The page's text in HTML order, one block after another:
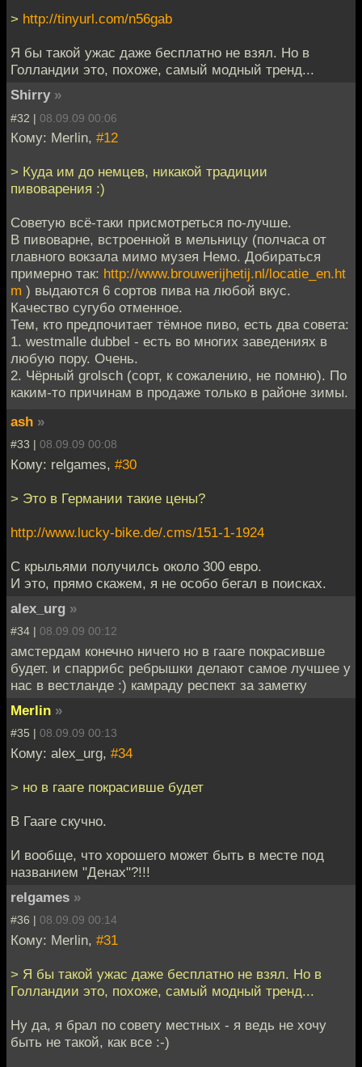
> http://tinyurl.com/n56gab
Я бы такой ужас даже бесплатно не взял. Но в
Голландии это, похоже, самый модный тренд...
Shirry »
#32 | 08.09.09 00:06
Кому: Merlin, #12
> Куда им до немцев, никакой традиции
пивоварения :)
Советую всё-таки присмотреться по-лучше.
В пивоварне, встроенной в мельницу (полчаса от
главного вокзала мимо музея Немо. Добираться
примерно так: http://www.brouwerijhetij.nl/locatie_en.ht
m ) выдаются 6 сортов пива на любой вкус.
Качество сугубо отменное.
Тем, кто предпочитает тёмное пиво, есть два совета:
1. westmalle dubbel - есть во многих заведениях в
любую пору. Очень.
2. Чёрный grolsch (сорт, к сожалению, не помню). По
каким-то причинам в продаже только в районе зимы.
ash »
#33 | 08.09.09 00:08
Кому: relgames, #30
> Это в Германии такие цены?
http://www.lucky-bike.de/.cms/151-1-1924
С крыльями получилсь около 300 евро.
И это, прямо скажем, я не особо бегал в поисках.
alex_urg »
#34 | 08.09.09 00:12
амстердам конечно ничего но в гааге покрасивше
будет. и спаррибс ребрышки делают самое лучшее у
нас в вестланде :) камраду респект за заметку
Merlin »
#35 | 08.09.09 00:13
Кому: alex_urg, #34
> но в гааге покрасивше будет
В Гааге скучно.
И вообще, что хорошего может быть в месте под
названием "Денах"?!!!
relgames »
#36 | 08.09.09 00:14
Кому: Merlin, #31
> Я бы такой ужас даже бесплатно не взял. Но в
Голландии это, похоже, самый модный тренд...
Ну да, я брал по совету местных - я ведь не хочу
быть не такой, как все :-)